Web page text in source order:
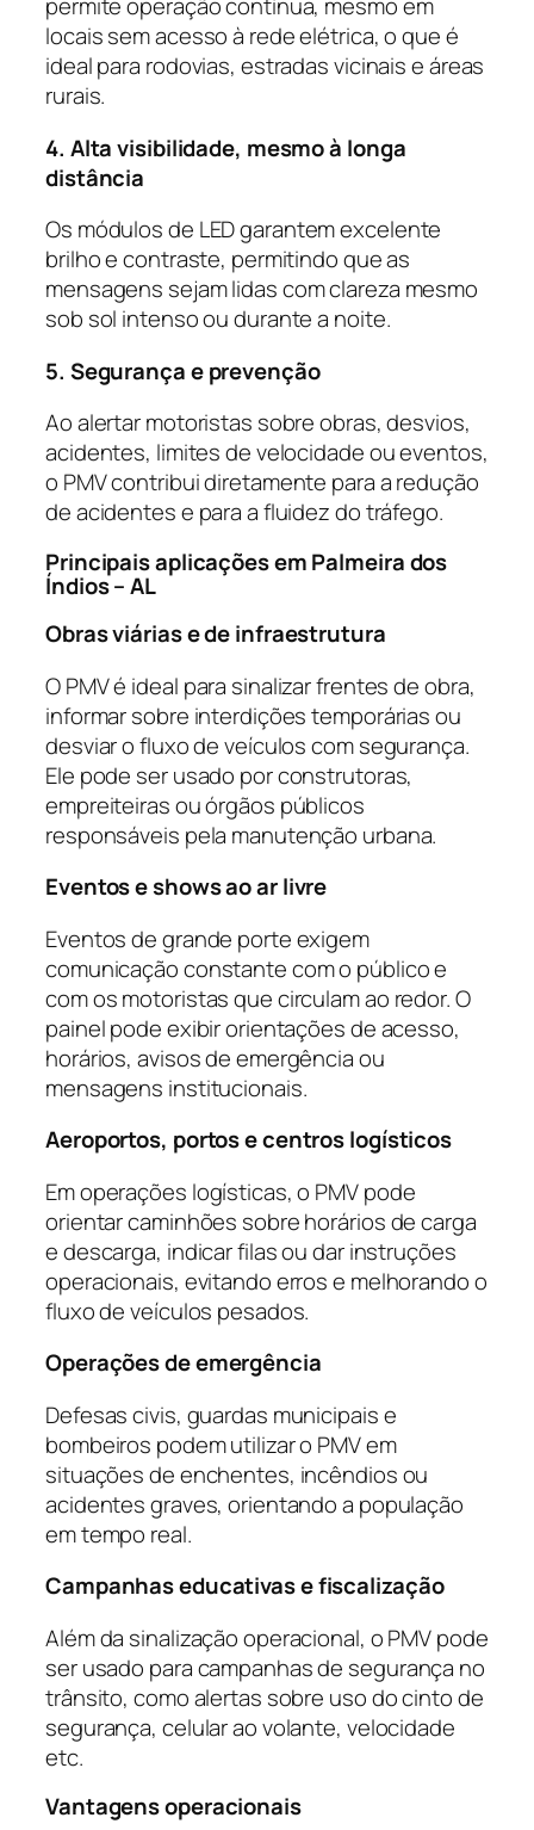
locais sem acesso à rede elétrica, o que é
ideal para rodovias, estradas vicinais e áreas
rurais.
4. Alta visibilidade, mesmo à longa
distância
Os módulos de LED garantem excelente
brilho e contraste, permitindo que as
mensagens sejam lidas com clareza mesmo
sob sol intenso ou durante a noite.
5. Segurança e prevenção
Ao alertar motoristas sobre obras, desvios,
acidentes, limites de velocidade ou eventos,
o PMV contribui diretamente para a redução
de acidentes e para a fluidez do tráfego.
Principais aplicações em Palmeira dos
Índios – AL
Obras viárias e de infraestrutura
O PMV é ideal para sinalizar frentes de obra,
informar sobre interdições temporárias ou
desviar o fluxo de veículos com segurança.
Ele pode ser usado por construtoras,
empreiteiras ou órgãos públicos
responsáveis pela manutenção urbana.
Eventos e shows ao ar livre
Eventos de grande porte exigem
comunicação constante com o público e
com os motoristas que circulam ao redor. O
painel pode exibir orientações de acesso,
horários, avisos de emergência ou
mensagens institucionais.
Aeroportos, portos e centros logísticos
Em operações logísticas, o PMV pode
orientar caminhões sobre horários de carga
e descarga, indicar filas ou dar instruções
operacionais, evitando erros e melhorando o
fluxo de veículos pesados.
Operações de emergência
Defesas civis, guardas municipais e
bombeiros podem utilizar o PMV em
situações de enchentes, incêndios ou
acidentes graves, orientando a população
em tempo real.
Campanhas educativas e fiscalização
Além da sinalização operacional, o PMV pode
ser usado para campanhas de segurança no
trânsito, como alertas sobre uso do cinto de
segurança, celular ao volante, velocidade
etc.
Vantagens operacionais